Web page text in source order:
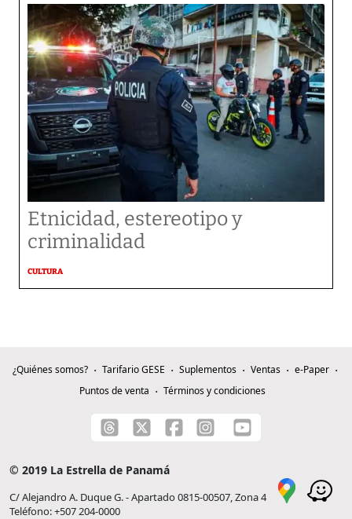
Etnicidad, estereotipo y
criminalidad
CULTURA
¿Quiénes somos? Tarifario GESE Suplementos Ventas
e-Paper
Puntos de venta
Términos y condiciones
© 2019 La Estrella de Panamá
C/ Alejandro A. Duque G. - Apartado 0815-00507, Zona 4
Teléfono: +507 204-0000